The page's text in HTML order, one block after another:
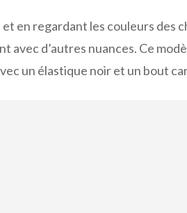
en regardant les couleurs des
avec d’autres nuances. Ce
un élastique noir et un bout